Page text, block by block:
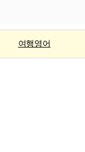
여행영어